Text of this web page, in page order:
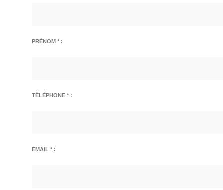
PRÉNOM * :
TÉLÉPHONE * :
EMAIL * :